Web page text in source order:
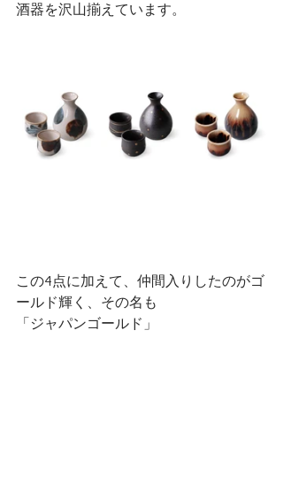
酒器を沢山揃えています。
この4点に加えて、仲間入りしたのがゴ
ールド輝く、その名も
「ジャパンゴールド」